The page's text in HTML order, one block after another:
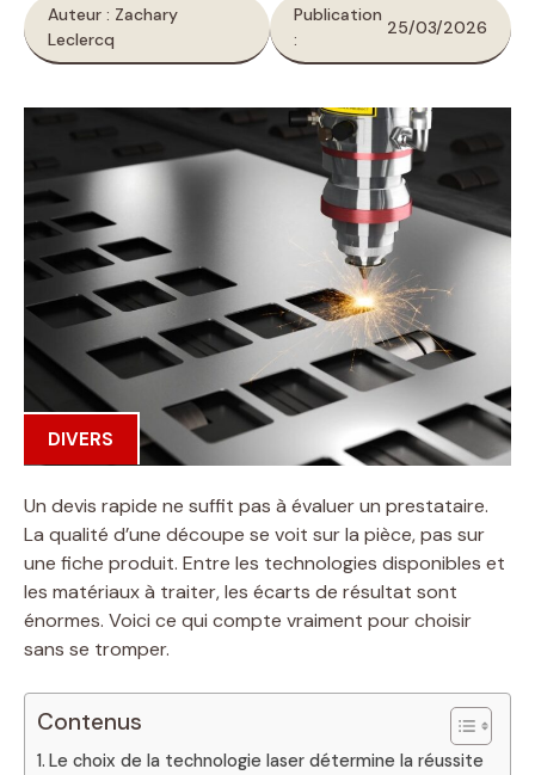
Auteur : Zachary
Leclercq
Publication
:
25/03/2026
DIVERS
Un devis rapide ne suffit pas à évaluer un prestataire.
La qualité d’une découpe se voit sur la pièce, pas sur
une fiche produit. Entre les technologies disponibles et
les matériaux à traiter, les écarts de résultat sont
énormes. Voici ce qui compte vraiment pour choisir
sans se tromper.
Contenus
Le choix de la technologie laser détermine la réussite